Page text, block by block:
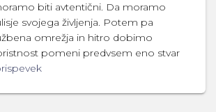
biti avtentični. Da moramo
svojega življenja. Potem pa
omrežja in hitro dobimo
pomeni predvsem eno stvar